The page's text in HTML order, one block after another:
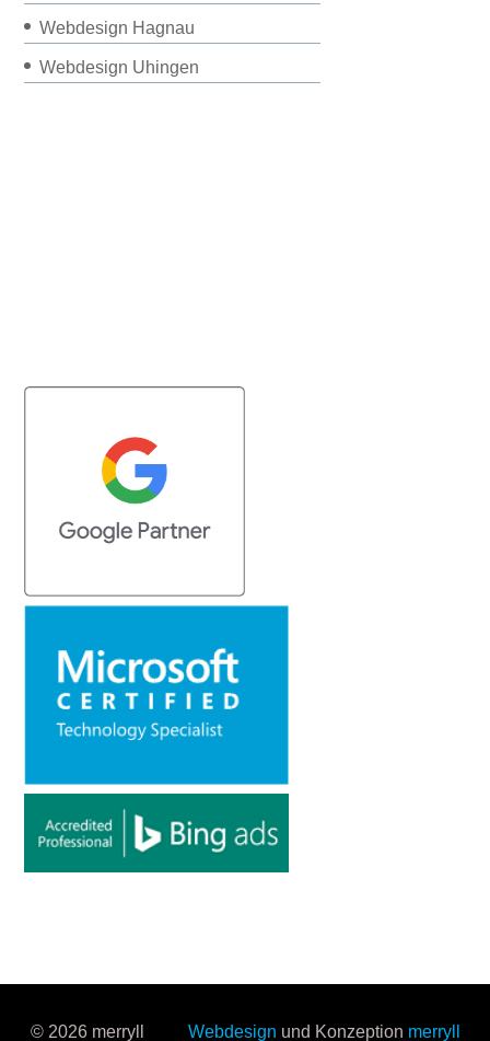
Webdesign Hagnau
Webdesign Uhingen
© 2026 merryll Webdesign und Konzeption merryll